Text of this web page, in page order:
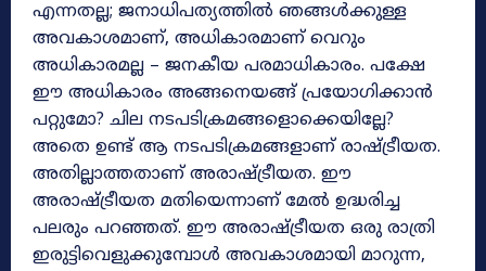
എന്നതല്ല; ജനാധിപത്യത്തിൽ ഞങ്ങൾക്കുള്ള
അവകാശമാണ്, അധികാരമാണ് വെറും
അധികാരമല്ല – ജനകീയ പരമാധികാരം. പക്ഷേ
ഈ അധികാരം അങ്ങനെയങ്ങ് പ്രയോഗിക്കാൻ
പറ്റുമോ? ചില നടപടിക്രമങ്ങളൊക്കെയില്ലേ?
അതെ ഉണ്ട് ആ നടപടിക്രമങ്ങളാണ് രാഷ്ട്രീയത.
അതില്ലാത്തതാണ് അരാഷ്ട്രീയത. ഈ
അരാഷ്ട്രീയത മതിയെന്നാണ് മേൽ ഉദ്ധരിച്ച
പലരും പറഞ്ഞത്. ഈ അരാഷ്ട്രീയത ഒരു രാത്രി
ഇരുട്ടിവെളുക്കുമ്പോൾ അവകാശമായി മാറുന്ന,